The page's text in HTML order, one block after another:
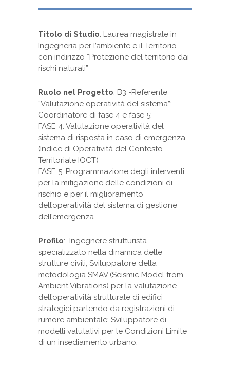
Titolo di Studio: Laurea magistrale in
Ingegneria per l’ambiente e il Territorio
con indirizzo “Protezione del territorio dai
rischi naturali”
Ruolo nel Progetto: B3 -Referente
“Valutazione operatività del sistema”;
Coordinatore di fase 4 e fase 5:
FASE 4. Valutazione operatività del
sistema di risposta in caso di emergenza
(Indice di Operatività del Contesto
Territoriale IOCT)
FASE 5. Programmazione degli interventi
per la mitigazione delle condizioni di
rischio e per il miglioramento
dell’operatività del sistema di gestione
dell’emergenza
Profilo: Ingegnere strutturista
specializzato nella dinamica delle
strutture civili; Sviluppatore della
metodologia SMAV (Seismic Model from
Ambient Vibrations) per la valutazione
dell’operatività strutturale di edifici
strategici partendo da registrazioni di
rumore ambientale; Sviluppatore di
modelli valutativi per le Condizioni Limite
di un insediamento urbano.